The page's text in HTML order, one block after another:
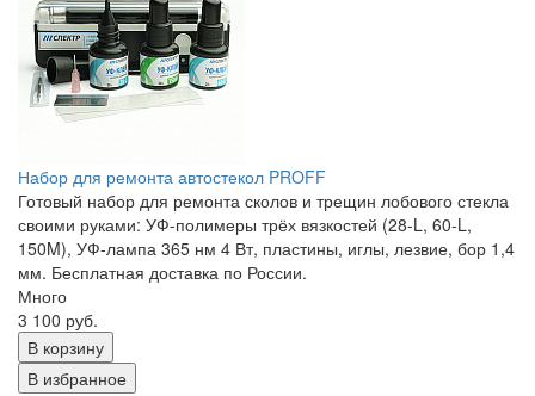
Набор для ремонта автостекол PROFF
Готовый набор для ремонта сколов и трещин лобового стекла
своими руками: УФ-полимеры трёх вязкостей (28-L, 60-L,
150M), УФ-лампа 365 нм 4 Вт, пластины, иглы, лезвие, бор 1,4
мм. Бесплатная доставка по России.
Много
3 100 руб.
В корзину
В избранное